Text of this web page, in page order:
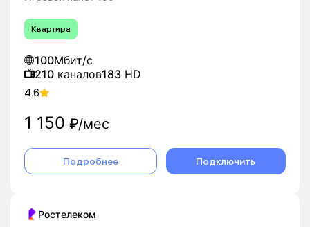
Квартира
100Мбит/с
210 каналов183 HD
4.6
1 150 ₽/мес
Подробнее Подключить
Ростелеком